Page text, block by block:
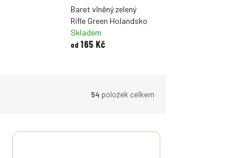
Baret vlněný zelený
Rifle Green Holandsko
Skladem
od 165 Kč
54 položek celkem